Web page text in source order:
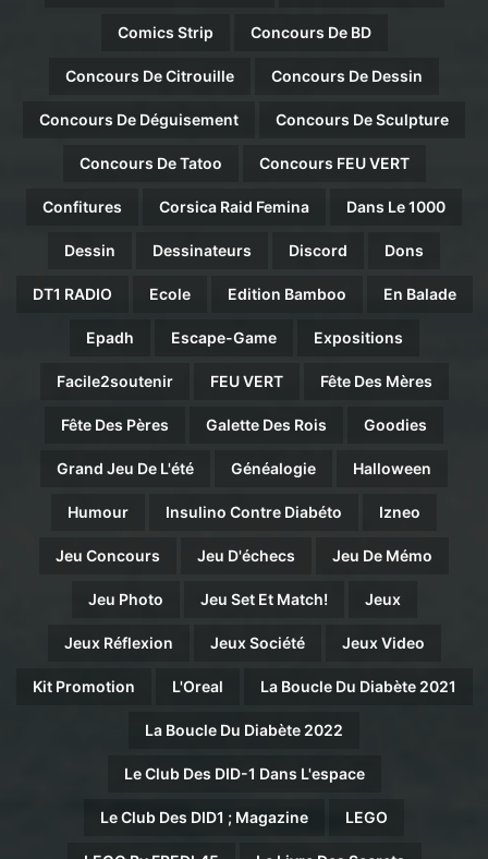
Comics Strip Concours De BD
Concours De Citrouille Concours De Dessin
Concours De Déguisement Concours De Sculpture
Concours De Tatoo Concours FEU VERT
Confitures Corsica Raid Femina Dans Le 1000
Dessin Dessinateurs Discord Dons
DT1 RADIO Ecole Edition Bamboo En Balade
Epadh Escape-Game Expositions
Facile2soutenir FEU VERT Fête Des Mères
Fête Des Pères Galette Des Rois Goodies
Grand Jeu De L'été Généalogie Halloween
Humour Insulino Contre Diabéto Izneo
Jeu Concours Jeu D'échecs Jeu De Mémo
Jeu Photo Jeu Set Et Match! Jeux
Jeux Réflexion Jeux Société Jeux Video
Kit Promotion L'Oreal La Boucle Du Diabète 2021
La Boucle Du Diabète 2022
Le Club Des DID-1 Dans L'espace
Le Club Des DID1 ; Magazine LEGO